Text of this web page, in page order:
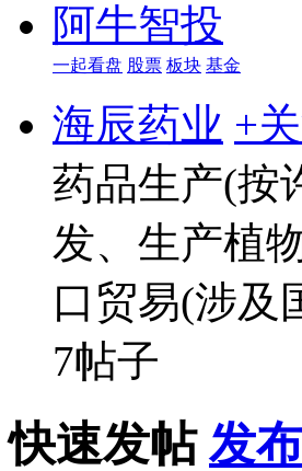
阿牛智投
一起看盘 股票 板块 基金
海辰药业 +
药品生产(按
发、生产植
口贸易(涉及
7帖子
快速发帖 发